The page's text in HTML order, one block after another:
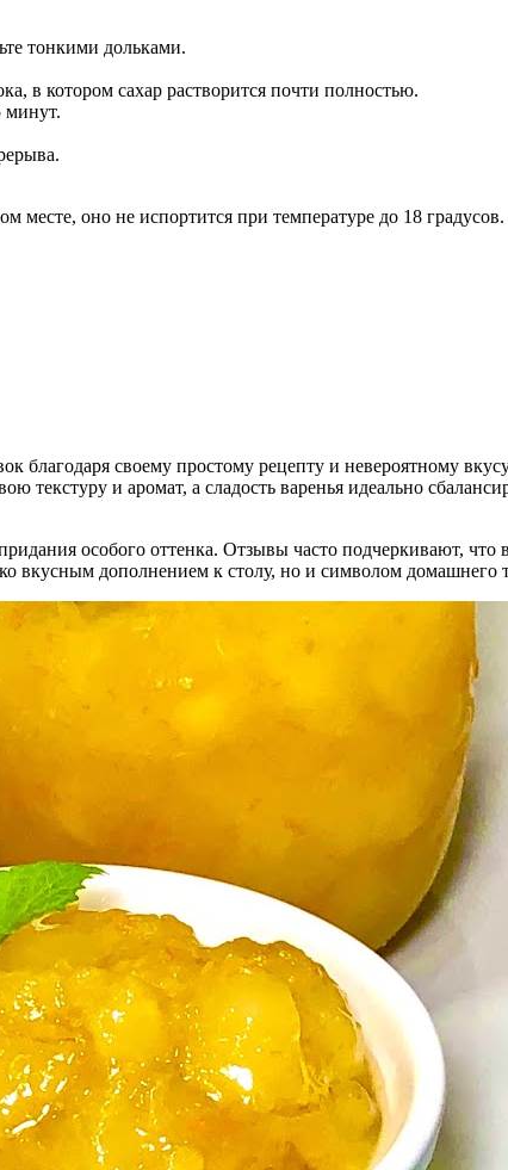
тонкими дольками.
в котором сахар растворится почти полностью.
минут.
месте, оно не испортится при температуре до 18 градусов.
благодаря своему простому рецепту и невероятному
текстуру и аромат, а сладость варенья идеально
особого оттенка. Отзывы часто подчеркивают, что
вкусным дополнением к столу, но и символом домашнего